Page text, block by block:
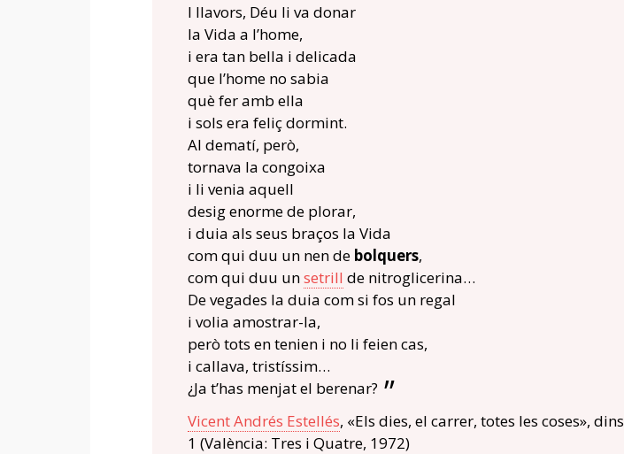
I llavors, Déu li va donar
la Vida a l’home,
i era tan bella i delicada
que l’home no sabia
què fer amb ella
i sols era feliç dormint.
Al dematí, però,
tornava la congoixa
i li venia aquell
desig enorme de plorar,
i duia als seus braços la Vida
com qui duu un nen de bolquers,
com qui duu unsetrill de nitroglicerina…
De vegades la duia com si fos un regal
i volia amostrar-la,
però tots en tenien i no li feien cas,
i callava, tristíssim…
¿Ja t’has menjat el berenar?
Vicent Andrés Estellés, «Els dies, el carrer, totes les coses», dins
1 (València: Tres i Quatre, 1972)